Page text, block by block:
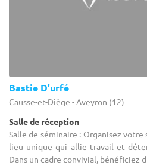
Bastie D'urfé
Causse-et-Diège - Aveyron (12)
Salle de réception
Salle de séminaire : Organisez
lieu unique qui allie travail et
Dans un cadre convivial, bénéficiez